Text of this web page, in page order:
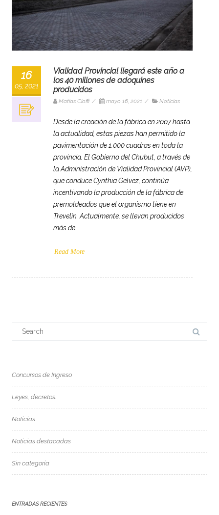
16
05, 2021
Vialidad Provincial llegará este año a
los 40 millones de adoquines
producidos
Matias Cioffi / mayo 16, 2021 / Noticias
Desde la creación de la fábrica en 2007 hasta
la actualidad, estas piezas han permitido la
pavimentación de 1.000 cuadras en toda la
provincia. El Gobierno del Chubut, a través de
la Administración de Vialidad Provincial (AVP),
que conduce Cynthia Gelvez, continúa
incentivando la producción de la fábrica de
premoldeados que el organismo tiene en
Trevelin. Actualmente, se llevan producidos
más de
Read More
Concursos de Ingreso
Leyes, decretos.
Noticias
Noticias destacadas
Sin categoría
ENTRADAS RECIENTES